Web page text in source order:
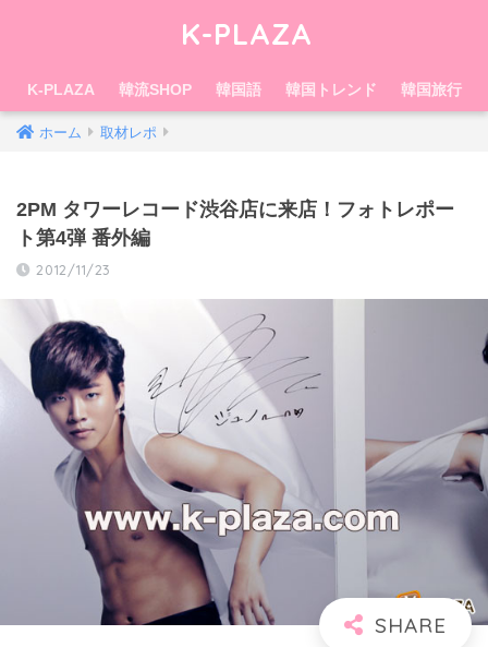
K-PLAZA
K-PLAZA 韓流SHOP 韓国語 韓国トレンド 韓国旅行
ホーム 取材レポ
2PM タワーレコード渋谷店に来店！フォトレポー
ト第4弾 番外編
2012/11/23